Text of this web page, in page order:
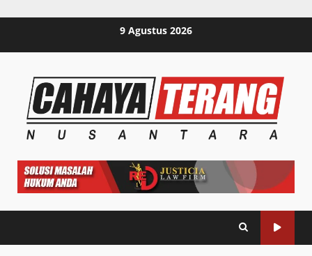
9 Agustus 2026